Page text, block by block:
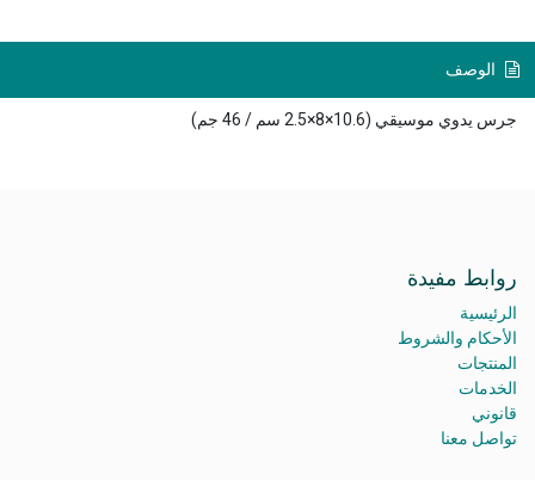
الوصف
جرس يدوي موسيقي (10.6×8×2.5 سم / 46 جم)
روابط مفيدة
الرئيسية
الأحكام والشروط
المنتجات
الخدمات
قانوني
تواصل معنا